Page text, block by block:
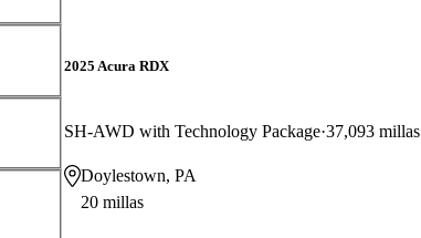
2025 Acura RDX
SH-AWD with Technology Package 37,093 millas
Doylestown, PA
20 millas